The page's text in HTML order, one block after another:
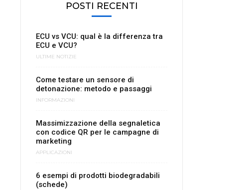
POSTI RECENTI
ECU vs VCU: qual è la differenza tra
ECU e VCU?
ULTIME NOTIZIE
Come testare un sensore di
detonazione: metodo e passaggi
INFORMAZIONI
Massimizzazione della segnaletica
con codice QR per le campagne di
marketing
APPLICAZIONI
6 esempi di prodotti biodegradabili
(schede)